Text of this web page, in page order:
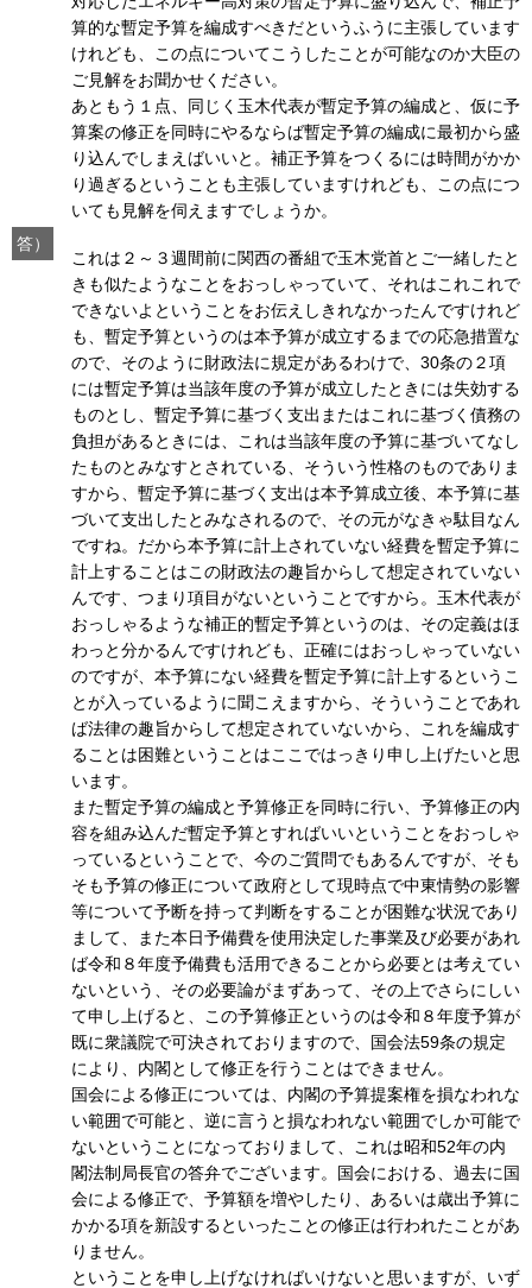
算的な暫定予算を編成すべきだというふうに主張しています
けれども、この点についてこうしたことが可能なのか大臣の
ご見解をお聞かせください。
あともう１点、同じく玉木代表が暫定予算の編成と、仮に予
算案の修正を同時にやるならば暫定予算の編成に最初から盛
り込んでしまえばいいと。補正予算をつくるには時間がかか
り過ぎるということも主張していますけれども、この点につ
いても見解を伺えますでしょうか。
答）
これは２～３週間前に関西の番組で玉木党首とご一緒したと
きも似たようなことをおっしゃっていて、それはこれこれで
できないよということをお伝えしきれなかったんですけれど
も、暫定予算というのは本予算が成立するまでの応急措置な
ので、そのように財政法に規定があるわけで、30条の２項
には暫定予算は当該年度の予算が成立したときには失効する
ものとし、暫定予算に基づく支出またはこれに基づく債務の
負担があるときには、これは当該年度の予算に基づいてなし
たものとみなすとされている、そういう性格のものでありま
すから、暫定予算に基づく支出は本予算成立後、本予算に基
づいて支出したとみなされるので、その元がなきゃ駄目なん
ですね。だから本予算に計上されていない経費を暫定予算に
計上することはこの財政法の趣旨からして想定されていない
んです、つまり項目がないということですから。玉木代表が
おっしゃるような補正的暫定予算というのは、その定義はほ
わっと分かるんですけれども、正確にはおっしゃっていない
のですが、本予算にない経費を暫定予算に計上するというこ
とが入っているように聞こえますから、そういうことであれ
ば法律の趣旨からして想定されていないから、これを編成す
ることは困難ということはここではっきり申し上げたいと思
います。
また暫定予算の編成と予算修正を同時に行い、予算修正の内
容を組み込んだ暫定予算とすればいいということをおっしゃ
っているということで、今のご質問でもあるんですが、そも
そも予算の修正について政府として現時点で中東情勢の影響
等について予断を持って判断をすることが困難な状況であり
まして、また本日予備費を使用決定した事業及び必要があれ
ば令和８年度予備費も活用できることから必要とは考えてい
ないという、その必要論がまずあって、その上でさらにしい
て申し上げると、この予算修正というのは令和８年度予算が
既に衆議院で可決されておりますので、国会法59条の規定
により、内閣として修正を行うことはできません。
国会による修正については、内閣の予算提案権を損なわれな
い範囲で可能と、逆に言うと損なわれない範囲でしか可能で
ないということになっておりまして、これは昭和52年の内
閣法制局長官の答弁でございます。国会における、過去に国
会による修正で、予算額を増やしたり、あるいは歳出予算に
かかる項を新設するといったことの修正は行われたことがあ
りません。
ということを申し上げなければいけないと思いますが、いず